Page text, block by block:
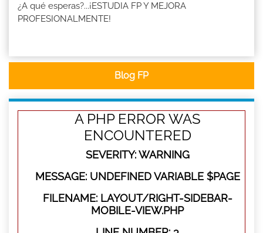
¿A qué esperas?...¡ESTUDIA FP Y MEJORA
PROFESIONALMENTE!
Blog FP
A PHP ERROR WAS
ENCOUNTERED
SEVERITY: WARNING
MESSAGE: UNDEFINED VARIABLE $PAGE
FILENAME: LAYOUT/RIGHT-SIDEBAR-
MOBILE-VIEW.PHP